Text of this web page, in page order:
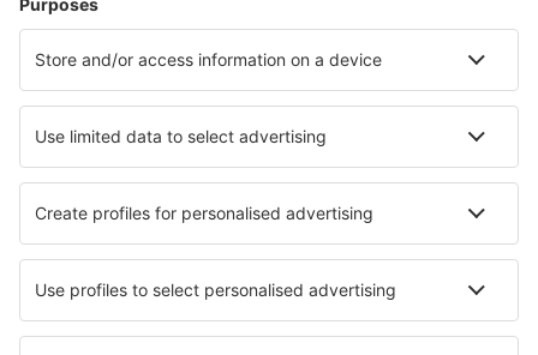
Cazare în Italia - Orașe populare
Cazare în Palermo Cazare în Florenţa
Cazare în Roma Cazare în Napoli
Cazare în Porto Recanati Cazare în Alghero
Cele mai bune locuri de cazare - orașe
Cazare în Erezee Cazare în Dassendorf